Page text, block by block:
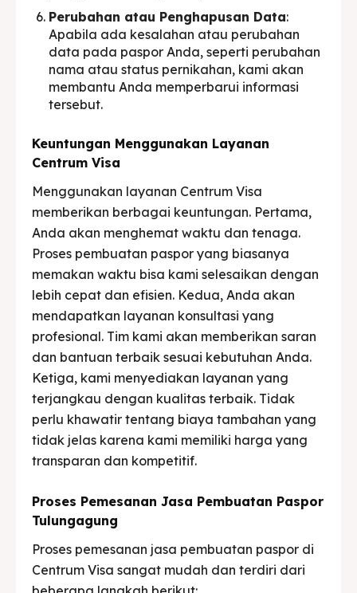
Perubahan atau Penghapusan Data:
Apabila ada kesalahan atau perubahan
data pada paspor Anda, seperti perubahan
nama atau status pernikahan, kami akan
membantu Anda memperbarui informasi
tersebut.
Keuntungan Menggunakan Layanan
Centrum Visa
Menggunakan layanan Centrum Visa
memberikan berbagai keuntungan. Pertama,
Anda akan menghemat waktu dan tenaga.
Proses pembuatan paspor yang biasanya
memakan waktu bisa kami selesaikan dengan
lebih cepat dan efisien. Kedua, Anda akan
mendapatkan layanan konsultasi yang
profesional. Tim kami akan memberikan saran
dan bantuan terbaik sesuai kebutuhan Anda.
Ketiga, kami menyediakan layanan yang
terjangkau dengan kualitas terbaik. Tidak
perlu khawatir tentang biaya tambahan yang
tidak jelas karena kami memiliki harga yang
transparan dan kompetitif.
Proses Pemesanan Jasa Pembuatan Paspor
Tulungagung
Proses pemesanan jasa pembuatan paspor di
Centrum Visa sangat mudah dan terdiri dari